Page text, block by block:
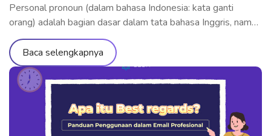
Personal pronoun (dalam bahasa Indonesia: kata ganti
orang) adalah bagian dasar dalam tata bahasa Inggris, namun
sangat penting untuk dikuasai. Meski tergolong materi dasar,
banyak pelajar bahasa Inggris yang masih kesulitan
membedakan dan menggunakan jenis personal pronoun
secara tepat. Jadi, personal pronoun itu apa? Mari pelajari
pengertian lengkapnya bersama ELSA Speak, mulai dari
definisi, klasifikasi, […]
Baca selengkapnya